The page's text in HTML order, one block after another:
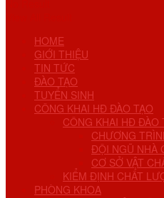
HOME
GIỚI THIỆU
TIN TỨC
ĐÀO TẠO
TUYỂN SINH
CÔNG KHAI HĐ ĐÀO TẠO
CÔNG KHAI HĐ ĐÀO
CHƯƠNG
ĐỘI NGŨ NHÀ
CƠ SỞ VẬT
KIỂM ĐỊNH CHẤT
PHÒNG KHOA